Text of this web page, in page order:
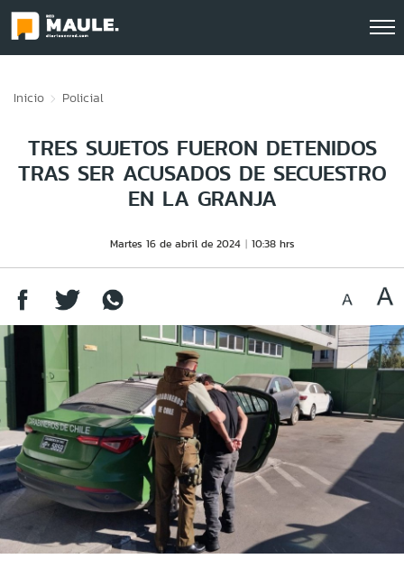
Inicio Policial
TRES SUJETOS FUERON DETENIDOS
TRAS SER ACUSADOS DE SECUESTRO
EN LA GRANJA
Martes 16 de abril de 2024 10:38 hrs